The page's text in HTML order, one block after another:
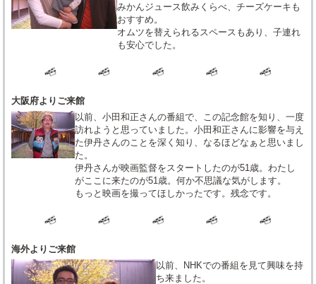
みかんジュース飲みくらべ、チーズケーキも
おすすめ。
オムツを替えられるスペースもあり、子連れ
も安心でした。
大阪府よりご来館
以前、小田和正さんの番組で、この記念館を知り、一度
訪れようと思っていました。小田和正さんに影響を与え
た伊丹さんのことを深く知り、なるほどなぁと思いまし
た。
伊丹さんが映画監督をスタートしたのが51歳。わたし
がここに来たのが51歳。何か不思議な気がします。
もっと映画を撮ってほしかったです。残念です。
海外よりご来館
以前、NHKでの番組を見て興味を持
ち来ました。